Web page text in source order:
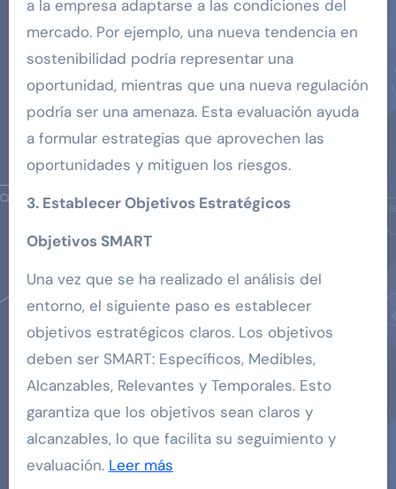
a la empresa adaptarse a las condiciones del
mercado. Por ejemplo, una nueva tendencia en
sostenibilidad podría representar una
oportunidad, mientras que una nueva regulación
podría ser una amenaza. Esta evaluación ayuda
a formular estrategias que aprovechen las
oportunidades y mitiguen los riesgos.
3. Establecer Objetivos Estratégicos
Objetivos SMART
Una vez que se ha realizado el análisis del
entorno, el siguiente paso es establecer
objetivos estratégicos claros. Los objetivos
deben ser SMART: Específicos, Medibles,
Alcanzables, Relevantes y Temporales. Esto
garantiza que los objetivos sean claros y
alcanzables, lo que facilita su seguimiento y
evaluación. Leer más